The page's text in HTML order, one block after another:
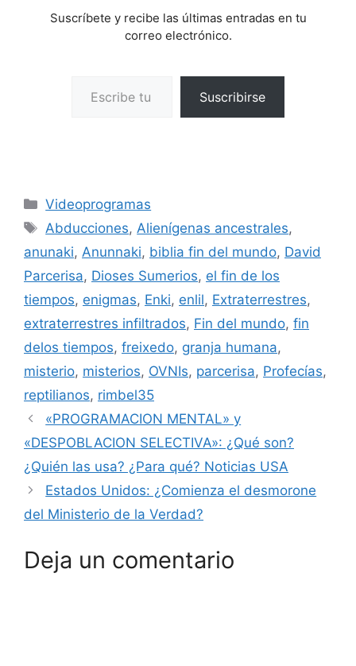
Suscríbete y recibe las últimas entradas en tu
correo electrónico.
Suscribirse
Categorías
Videoprogramas
Etiquetas
Abducciones,Alienígenas ancestrales,
anunaki, Anunnaki, biblia fin del mundo, David
Parcerisa, Dioses Sumerios, el fin de los
tiempos, enigmas, Enki, enlil, Extraterrestres,
extraterrestres infiltrados, Fin del mundo, fin
delos tiempos, freixedo, granja humana,
misterio, misterios, OVNIs, parcerisa, Profecías,
reptilianos, rimbel35
«PROGRAMACION MENTAL» y
«DESPOBLACION SELECTIVA»: ¿Qué son?
¿Quién las usa? ¿Para qué? Noticias USA
Estados Unidos: ¿Comienza el desmorone
del Ministerio de la Verdad?
Deja un comentario